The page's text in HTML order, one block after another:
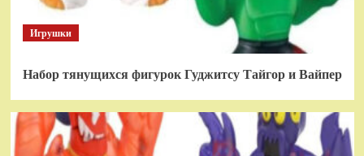
Игрушки
Набор тянущихся фигурок Гуджитсу Тайгор и Вайпер